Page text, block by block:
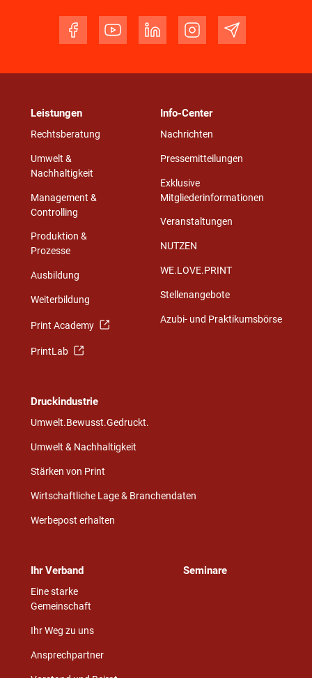
Leistungen
Rechtsberatung
Umwelt &
Nachhaltigkeit
Management &
Controlling
Produktion &
Prozesse
Ausbildung
Weiterbildung
Print Academy
PrintLab
Info-Center
Nachrichten
Pressemitteilungen
Exklusive
Mitgliederinformationen
Veranstaltungen
NUTZEN
WE.LOVE.PRINT
Stellenangebote
Azubi- und Praktikumsbörse
Druckindustrie
Umwelt.Bewusst.Gedruckt.
Umwelt & Nachhaltigkeit
Stärken von Print
Wirtschaftliche Lage & Branchendaten
Werbepost erhalten
Ihr Verband
Eine starke
Gemeinschaft
Ihr Weg zu uns
Ansprechpartner
Seminare